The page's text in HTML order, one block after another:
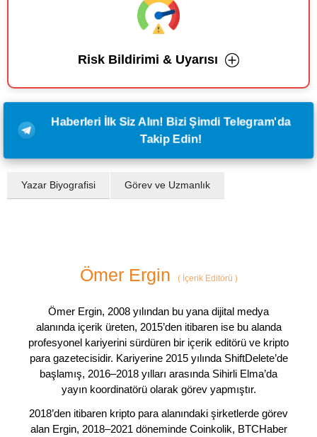
Risk Bildirimi & Uyarısı
Haberleri İlk Siz Alın! Bizi Şimdi Telegram'da
Takip Edin!
Yazar Biyografisi Görev ve Uzmanlık
Ömer Ergin (İçerik Editörü )
Ömer Ergin, 2008 yılından bu yana dijital medya
alanında içerik üreten, 2015’den itibaren ise bu alanda
profesyonel kariyerini sürdüren bir içerik editörü ve kripto
para gazetecisidir. Kariyerine 2015 yılında ShiftDelete’de
başlamış, 2016–2018 yılları arasında Sihirli Elma’da
yayın koordinatörü olarak görev yapmıştır.
2018’den itibaren kripto para alanındaki şirketlerde görev
alan Ergin, 2018–2021 döneminde Coinkolik, BTCHaber